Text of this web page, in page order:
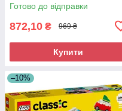
Готово до відправки
872,10 ₴ 969 ₴
Купити
–10%